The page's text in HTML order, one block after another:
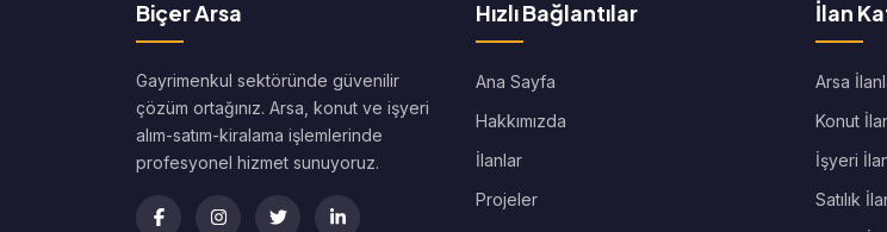
Biçer Arsa
Gayrimenkul sektöründe güvenilir
çözüm ortağınız. Arsa, konut ve işyeri
alım-satım-kiralama işlemlerinde
profesyonel hizmet sunuyoruz.
Hızlı Bağlantılar
Ana Sayfa
Hakkımızda
İlanlar
Projeler
İlan
Arsa
Konut
İşyeri
Satılık